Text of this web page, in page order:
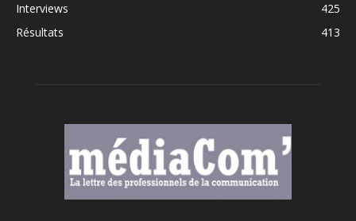
Interviews
425
Résultats
413